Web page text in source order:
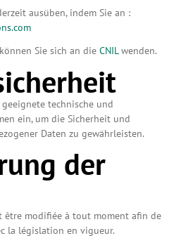
ausüben, indem Sie an :
Sie sich an die CNILwenden.
technische und
ein, um die Sicherheit und
Daten zu gewährleisten.
der
être modifiée à tout moment afin de
la législation en vigueur.